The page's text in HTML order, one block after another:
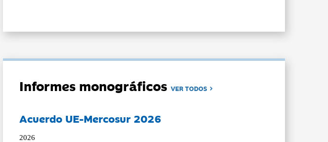
Informes monográficosVER TODOS
Acuerdo UE-Mercosur 2026
2026